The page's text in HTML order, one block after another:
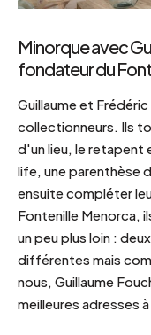
Minorque avec
fondateur du
Guillaume et
collectionneurs. Ils
d'un lieu, le retapent
life, une parenthèse
ensuite compléter
Fontenille Menorca,
un peu plus loin :
différentes mais
nous, Guillaume
meilleures adresses